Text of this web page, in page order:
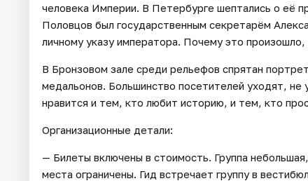
человека Империи. В Петербурге шептались о её
Половцов был государственным секретарём
личному указу императора. Почему это
В Бронзовом зале среди рельефов спрятан
медальонов. Большинство посетителей уходят, не
нравится и тем, кто любит историю, и тем, кто
Организационные детали:
— Билеты включены в стоимость. Группа
места ограничены. Гид встречает группу в